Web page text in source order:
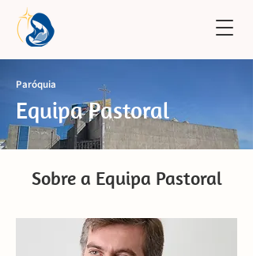
Paróquia
Equipa Pastoral
Sobre a Equipa Pastoral